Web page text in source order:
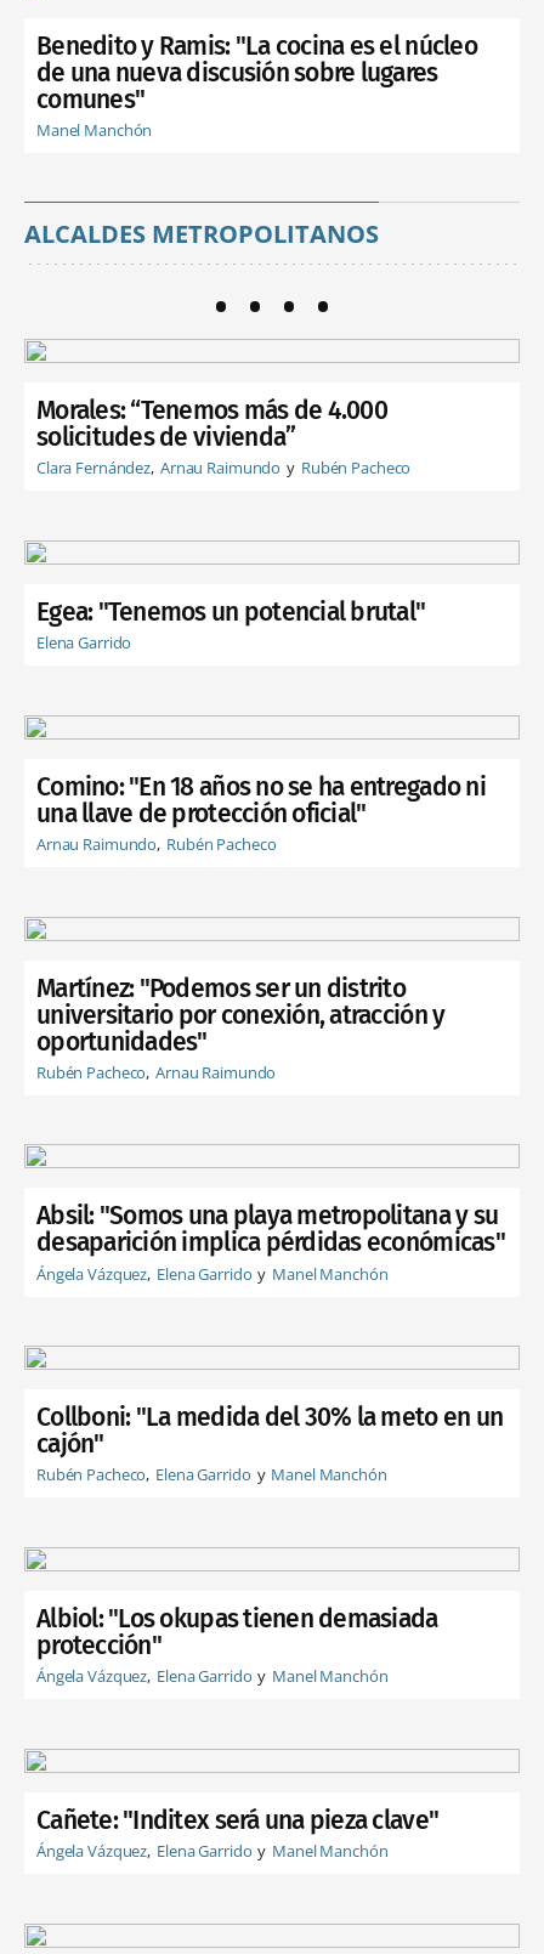
Benedito y Ramis: "La cocina es el núcleo
de una nueva discusión sobre lugares
comunes"
Manel Manchón
ALCALDES METROPOLITANOS
Morales: “Tenemos más de 4.000
solicitudes de vivienda”
Clara Fernández Arnau Raimundo Rubén Pacheco
Egea: "Tenemos un potencial brutal"
Elena Garrido
Comino: "En 18 años no se ha entregado ni
una llave de protección oficial"
Arnau Raimundo Rubén Pacheco
Martínez: "Podemos ser un distrito
universitario por conexión, atracción y
oportunidades"
Rubén Pacheco Arnau Raimundo
Absil: "Somos una playa metropolitana y su
desaparición implica pérdidas económicas"
Ángela Vázquez Elena Garrido Manel Manchón
Collboni: "La medida del 30% la meto en un
cajón"
Rubén Pacheco Elena Garrido Manel Manchón
Albiol: "Los okupas tienen demasiada
protección"
Ángela Vázquez Elena Garrido Manel Manchón
Cañete: "Inditex será una pieza clave"
Ángela Vázquez Elena Garrido Manel Manchón